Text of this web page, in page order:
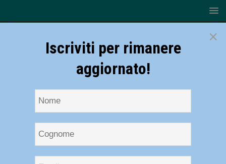
×
Iscriviti per rimanere
aggiornato!